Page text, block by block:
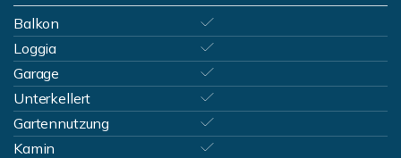
Balkon
Loggia
Garage
Unterkellert
Gartennutzung
Kamin